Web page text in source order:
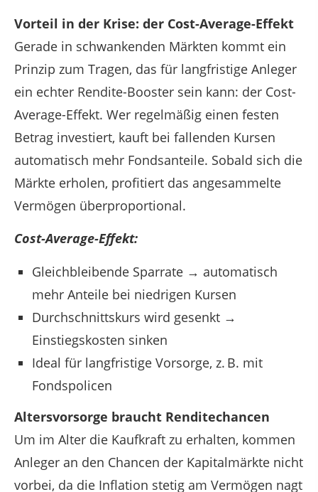
Vorteil in der Krise: der Cost-Average-Effekt
Gerade in schwankenden Märkten kommt ein
Prinzip zum Tragen, das für langfristige Anleger
ein echter Rendite-Booster sein kann: der Cost-
Average-Effekt. Wer regelmäßig einen festen
Betrag investiert, kauft bei fallenden Kursen
automatisch mehr Fondsanteile. Sobald sich die
Märkte erholen, profitiert das angesammelte
Vermögen überproportional.
Cost-Average-Effekt:
Gleichbleibende Sparrate → automatisch
mehr Anteile bei niedrigen Kursen
Durchschnittskurs wird gesenkt →
Einstiegskosten sinken
Ideal für langfristige Vorsorge, z. B. mit
Fondspolicen
Altersvorsorge braucht Renditechancen
Um im Alter die Kaufkraft zu erhalten, kommen
Anleger an den Chancen der Kapitalmärkte nicht
vorbei, da die Inflation stetig am Vermögen nagt